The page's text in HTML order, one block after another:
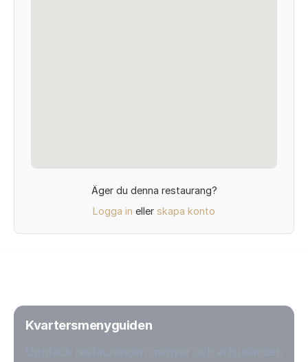
Äger du denna restaurang?
Logga in eller skapa konto
Kvartersmenyguiden